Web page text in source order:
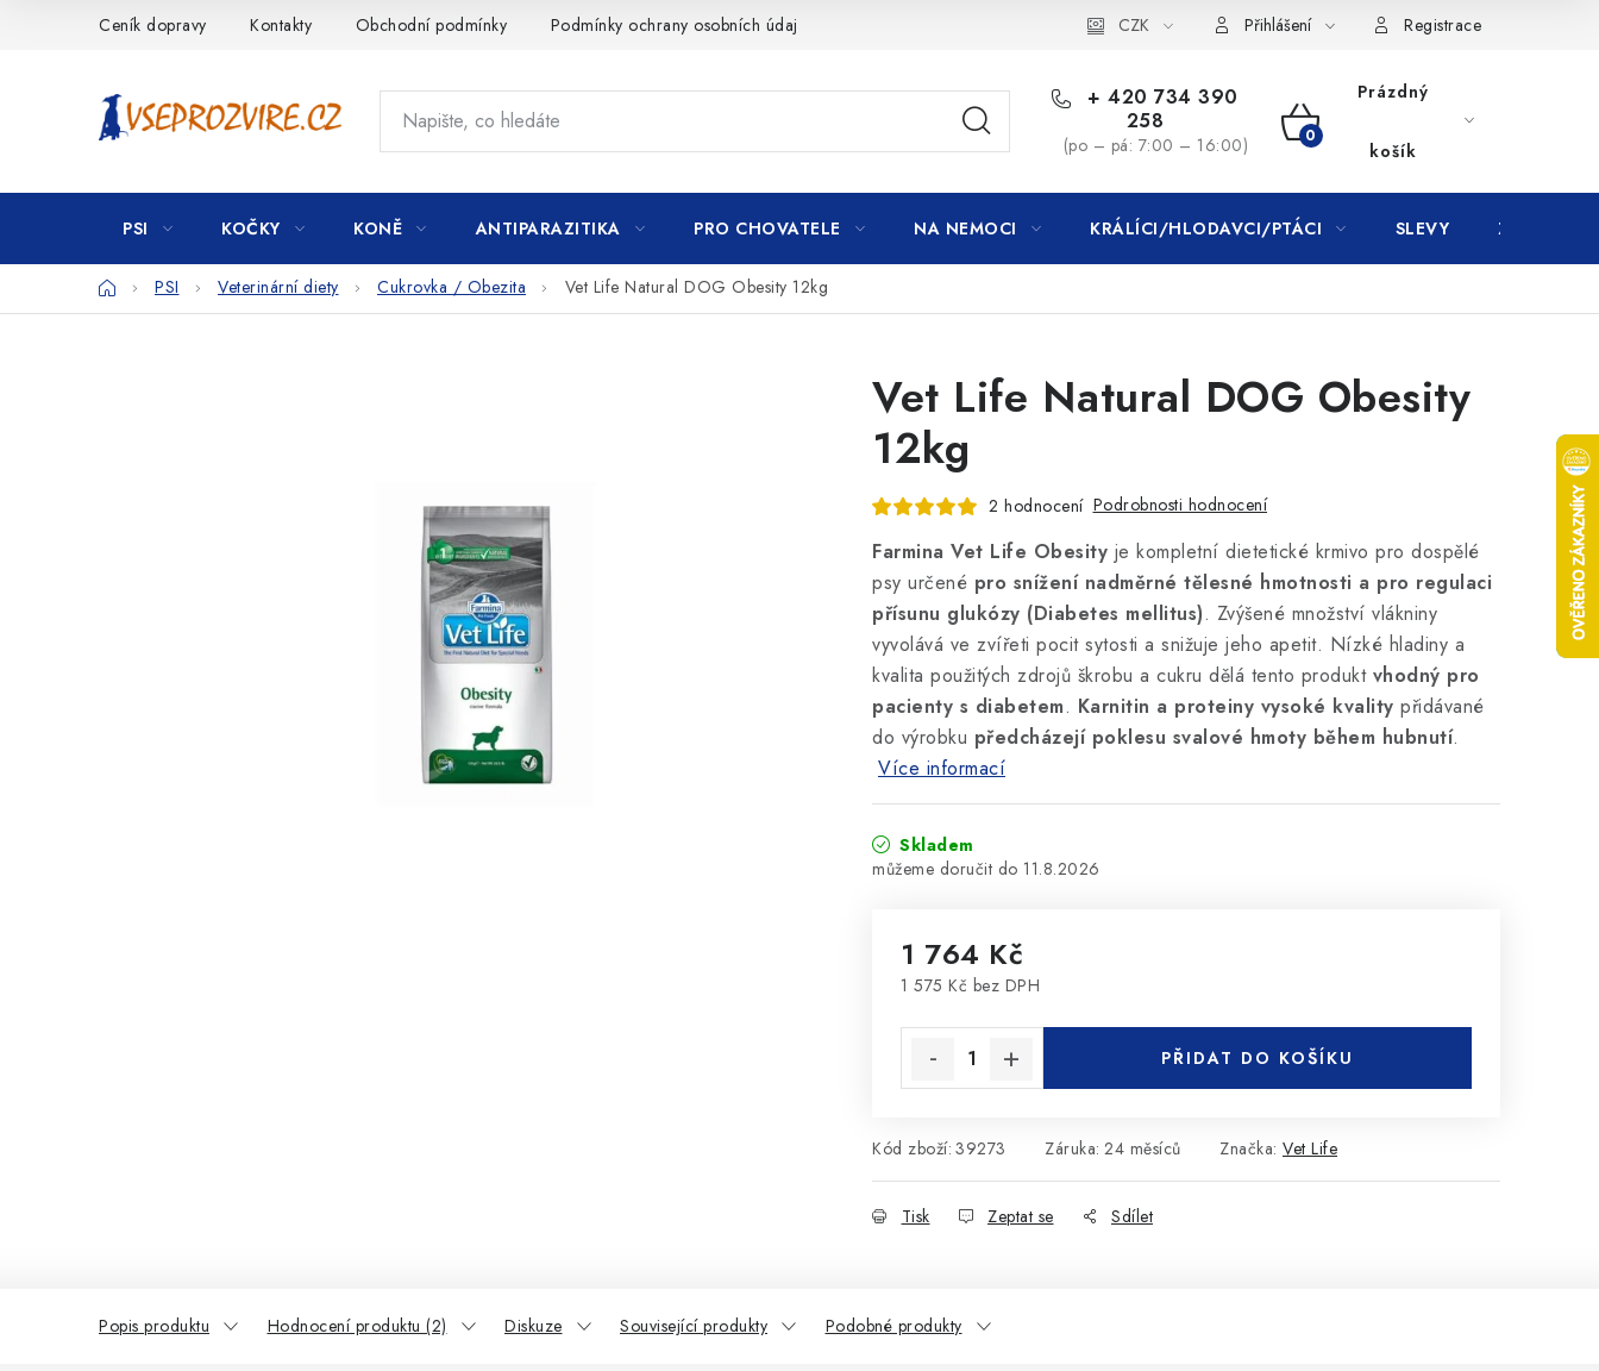
Ceník dopravy Kontakty Obchodní podmínky Podmínky ochrany osobních údajů CZK Přihlášení Registrace
+ 420 734 390
258
(po – pá: 7:00 – 16:00)
NÁKUPNÍ
KOŠÍK
Prázdný
košík
PSI KOČKY KONĚ ANTIPARAZITIKA PRO CHOVATELE NA NEMOCI KRÁLÍCI/HLODAVCI/PTÁCI SLEVY ZNAČKY
DomůPSI Veterinární diety Cukrovka / Obezita Vet Life Natural DOG Obesity 12kg
Vet Life Natural DOG Obesity
12kg
2 hodnocení Podrobnosti hodnocení
Farmina Vet Life Obesity je kompletní dietetické krmivo pro dospělé
psy určené pro snížení nadměrné tělesné hmotnosti a pro regulaci
přísunu glukózy (Diabetes mellitus). Zvýšené množství vlákniny
vyvolává ve zvířeti pocit sytosti a snižuje jeho apetit. Nízké hladiny a
kvalita použitých zdrojů škrobu a cukru dělá tento produkt vhodný pro
pacienty s diabetem. Karnitin a proteiny vysoké kvality přidávané
do výrobku předcházejí poklesu svalové hmoty během hubnutí.
Více informací
Skladem
11.8.2026
1 764 Kč
1 575 Kč bez DPH
PŘIDAT DO KOŠÍKU
Kód zboží: 39273 Záruka: 24 měsíců Značka: Vet Life
Tisk Zeptat se Sdílet
Popis produktu Hodnocení produktu (2) Diskuze Související produkty Podobné produkty